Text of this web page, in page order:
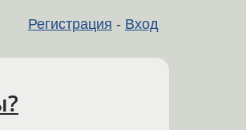
Регистрация - Вход